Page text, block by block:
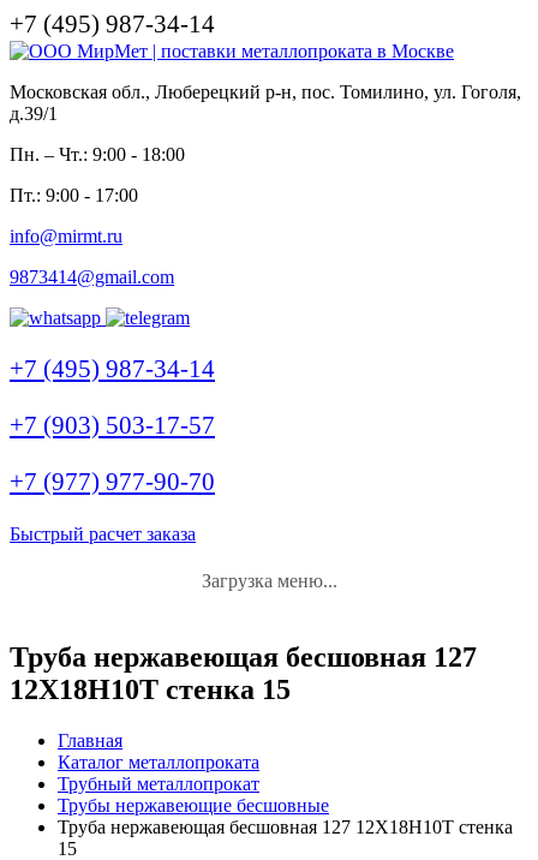
+7 (495) 987-34-14
Московская обл., Люберецкий р-н, пос. Томилино, ул. Гоголя,
д.39/1
Пн. – Чт.: 9:00 - 18:00
Пт.: 9:00 - 17:00
info@mirmt.ru
9873414@gmail.com
+7 (495) 987-34-14
+7 (903) 503-17-57
+7 (977) 977-90-70
Быстрый расчет заказа
Загрузка меню...
Труба нержавеющая бесшовная 127
12Х18Н10Т стенка 15
Главная
Каталог металлопроката
Трубный металлопрокат
Трубы нержавеющие бесшовные
Труба нержавеющая бесшовная 127 12Х18Н10Т стенка
15